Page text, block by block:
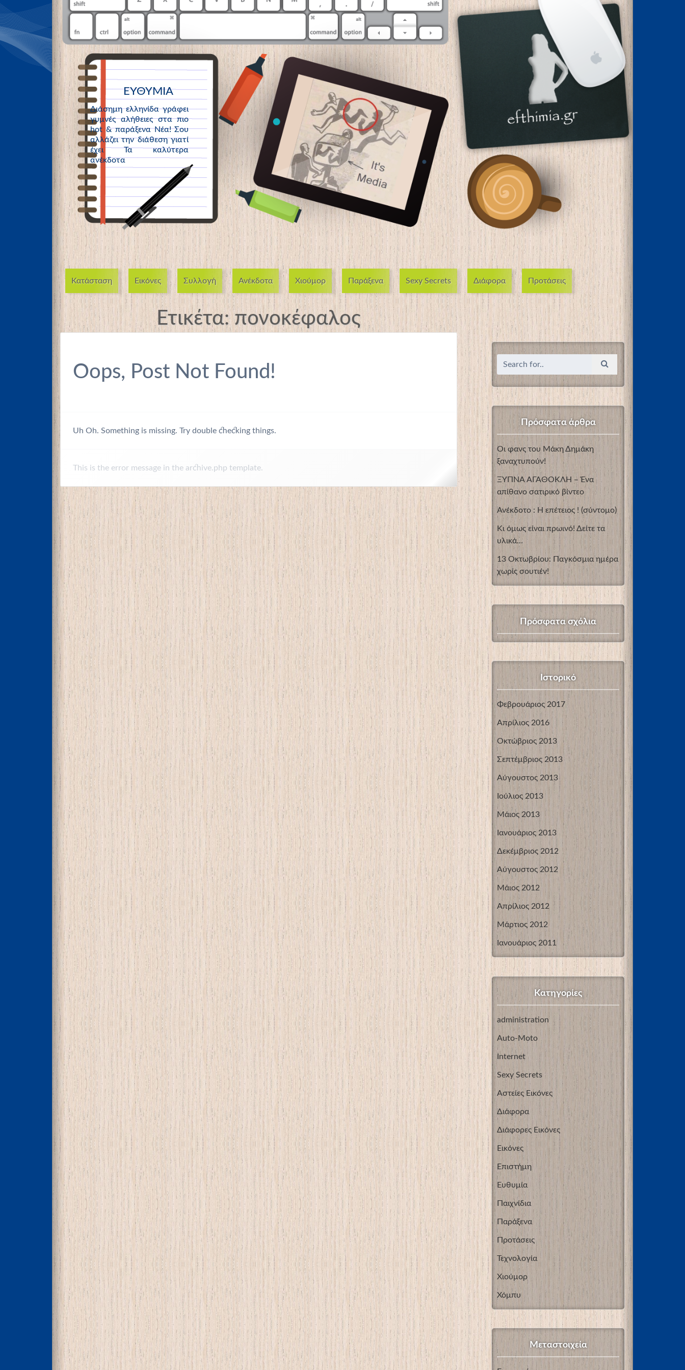
ΕΥΘΥΜΙΑ
Διάσημη ελληνίδα γράφει
γυμνές αλήθειες στα πιο
hot & παράξενα Νέα! Σου
αλλάζει την διάθεση γιατί
έχει Τα καλύτερα
ανέκδοτα
Κατάσταση Εικόνες Συλλογή Ανέκδοτα Χιούμορ Παράξενα Sexy Secrets Διάφορα Προτάσεις
Ετικέτα:πονοκέφαλος
Oops, Post Not Found!
Uh Oh. Something is missing. Try double checking things.
This is the error message in the archive.php template.
Πρόσφατα άρθρα
Οι φανς του Μάκη Δημάκη
ξαναχτυπούν!
ΞΥΠΝΑ ΑΓΑΘΟΚΛΗ – Ένα
απίθανο σατιρικό βίντεο
Ανέκδοτο : Η επέτειος ! (σύντομο)
Κι όμως είναι πρωινό! Δείτε τα
υλικά…
13 Οκτωβρίου: Παγκόσμια ημέρα
χωρίς σουτιέν!
Πρόσφατα σχόλια
Ιστορικό
Φεβρουάριος 2017
Απρίλιος 2016
Οκτώβριος 2013
Σεπτέμβριος 2013
Αύγουστος 2013
Ιούλιος 2013
Μάιος 2013
Ιανουάριος 2013
Δεκέμβριος 2012
Αύγουστος 2012
Μάιος 2012
Απρίλιος 2012
Μάρτιος 2012
Ιανουάριος 2011
Kατηγορίες
administration
Auto-Moto
Internet
Sexy Secrets
Αστείες Εικόνες
Διάφορα
Διάφορες Εικόνες
Εικόνες
Επιστήμη
Ευθυμία
Παιχνίδια
Παράξενα
Προτάσεις
Τεχνολογία
Χιούμορ
Χόμπυ
Μεταστοιχεία